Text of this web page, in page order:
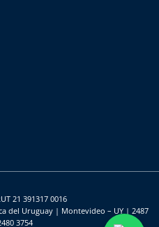
21 391317 0016
del Uruguay | Montevideo – UY | 2487
3754